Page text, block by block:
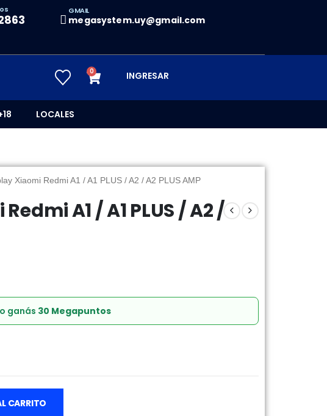
GMAIL
megasystem.uy@gmail.com
0 INGRESAR
LOCALES
Xiaomi Redmi A1 / A1 PLUS / A2 / A2 PLUS AMP
A1 / A1 PLUS / A2 /
ganás 30 Megapuntos
CARRITO